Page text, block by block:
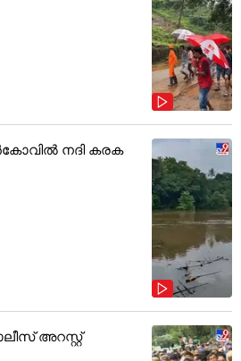
നദി കരക
അറസ്റ്റ്